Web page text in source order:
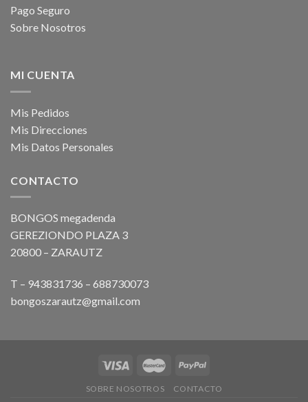
Pago Seguro
Sobre Nosotros
MI CUENTA
Mis Pedidos
Mis Direcciones
Mis Datos Personales
CONTACTO
BONGOS megadenda
GEREZIONDO PLAZA 3
20800 – ZARAUTZ
T – 943831736 – 688730073
bongoszarautz@gmail.com
SOBRE NOSOTROS CONTACTO